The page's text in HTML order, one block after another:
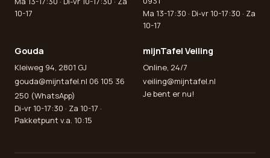
10-17
Ma 13-17:30 · Di-vr 10-17:30 · Za
10-17
Gouda
Kleiweg 94, 2801 GJ
gouda@mijntafel.nl 06 105 36
250 (WhatsApp)
Di-vr 10-17:30 · Za 10-17 ·
Pakketpunt v.a. 10:15
mijnTafel Veiling
Online, 24/7
veiling@mijntafel.nl
Je bent er nu!